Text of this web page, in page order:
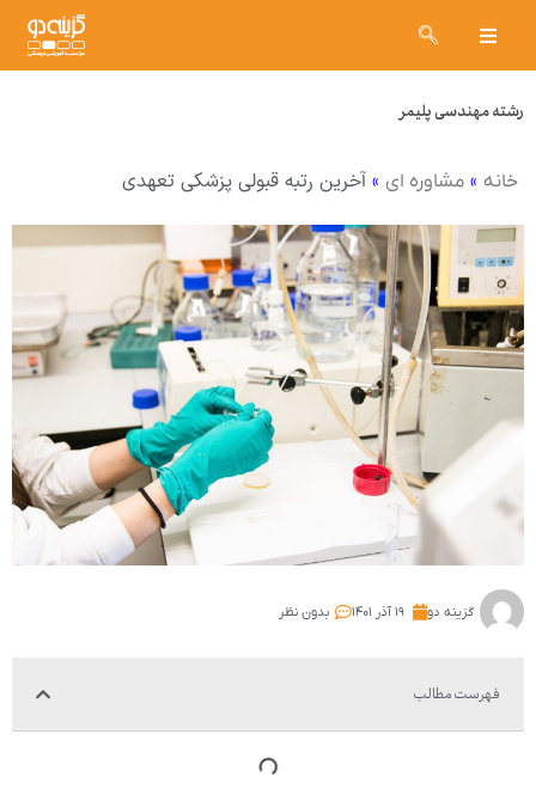
رشته مهندسی پلیمر
خانه » مشاوره ای » آخرین رتبه قبولی پزشکی تعهدی
گزینه دو ۱۹ آذر ۱۴۰۱ بدون نظر
فهرست مطالب